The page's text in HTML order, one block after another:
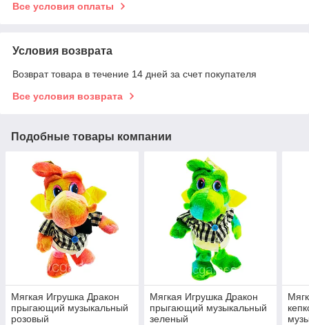
Все условия оплаты
Условия возврата
Возврат товара в течение 14 дней за счет покупателя
Все условия возврата
Подобные товары компании
Мягкая Игрушка Дракон
прыгающий музыкальный
розовый
Мягкая Игрушка Дракон
прыгающий музыкальный
зеленый